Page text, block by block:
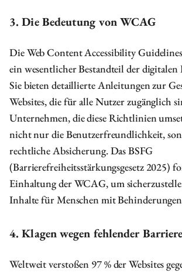
3. Die Bedeutung von WCAG
Die Web Content Accessibility
ein wesentlicher Bestandteil der
Sie bieten detaillierte Anleitungen zur
Websites, die für alle Nutzer zugänglich
Unternehmen, die diese Richtlinien
nicht nur die Benutzerfreundlichkeit,
rechtliche Absicherung. Das BSFG
(Barrierefreiheitsstärkungsgesetz 2025)
Einhaltung der WCAG, um
Inhalte für Menschen mit
4. Klagen wegen fehlender
Weltweit verstoßen 97 % der Websites